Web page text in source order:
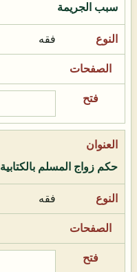
سبب الجريمة
فقه
حكم زواج المسلم بالكتابية
فقه